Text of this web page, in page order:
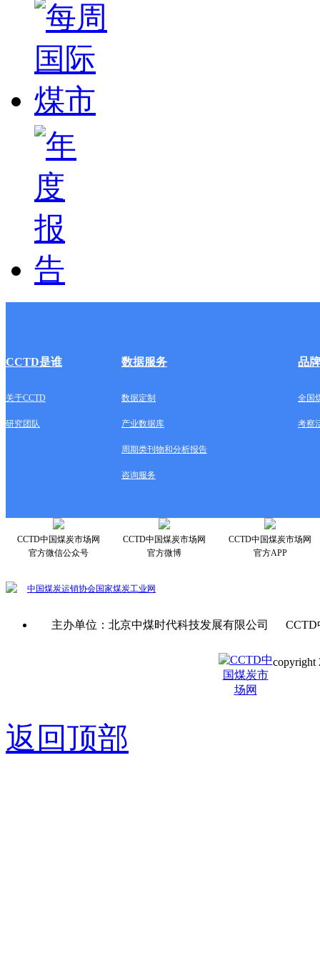
CCTD是谁 数据服务 品
关于CCTD 数据定制 全国
研究团队 产业数据库 考察
周期类刊物和分析报告
咨询服务
CCTD中国煤炭市场网
官方微信公众号
CCTD中国煤炭市场网
官方微博
CCTD中国煤炭市场网
官方APP
中国煤炭运销协会国家煤炭工业网
主办单位：北京中煤时代科技发展有限公司
copyright
返回顶部